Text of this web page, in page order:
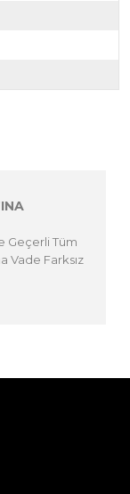
Geçerli Tüm
Vade Farksız